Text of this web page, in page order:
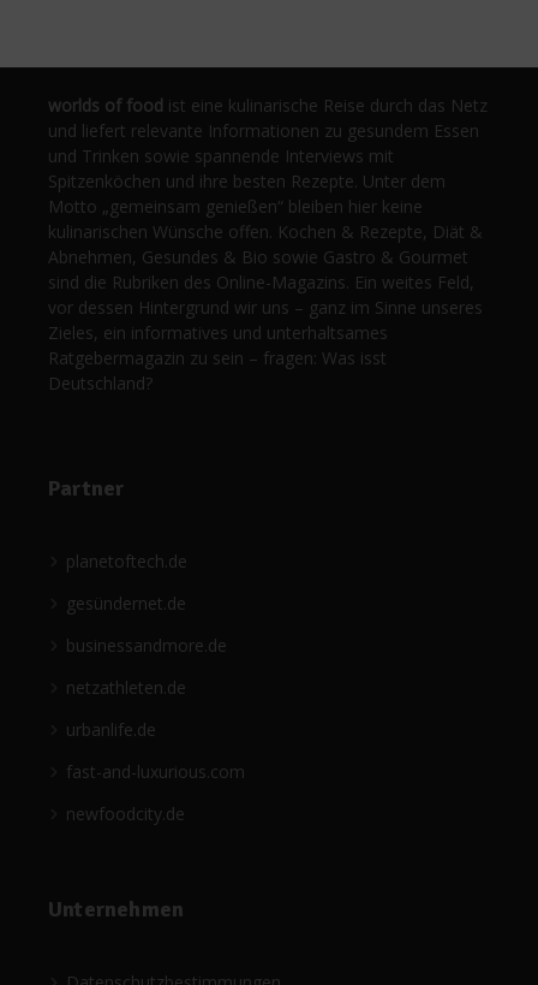
worlds of food ist eine kulinarische Reise durch das Netz
und liefert relevante Informationen zu gesundem Essen
und Trinken sowie spannende Interviews mit
Spitzenköchen und ihre besten Rezepte. Unter dem
Motto „gemeinsam genießen“ bleiben hier keine
kulinarischen Wünsche offen. Kochen & Rezepte, Diät &
Abnehmen, Gesundes & Bio sowie Gastro & Gourmet
sind die Rubriken des Online-Magazins. Ein weites Feld,
vor dessen Hintergrund wir uns – ganz im Sinne unseres
Zieles, ein informatives und unterhaltsames
Ratgebermagazin zu sein – fragen: Was isst
Deutschland?
Partner
planetoftech.de
gesündernet.de
businessandmore.de
netzathleten.de
urbanlife.de
fast-and-luxurious.com
newfoodcity.de
Unternehmen